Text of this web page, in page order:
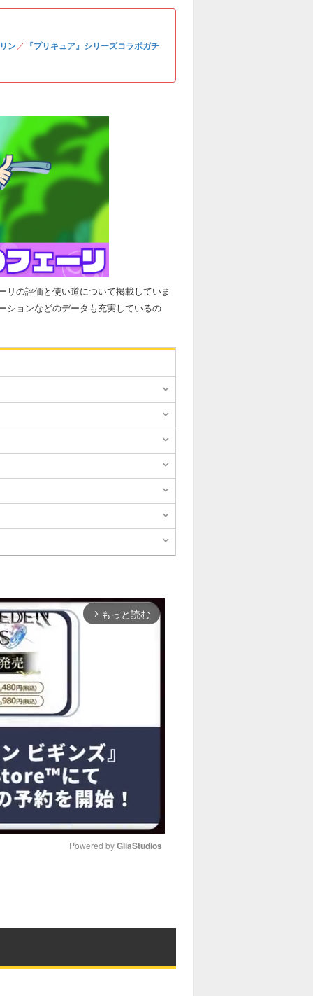
ン／ 『プリキュア』シリーズコラボガチ
の評価と使い道について掲載していま
ションなどのデータも充実しているの
arrow_forward_ios もっと読む
Powered by GliaStudios